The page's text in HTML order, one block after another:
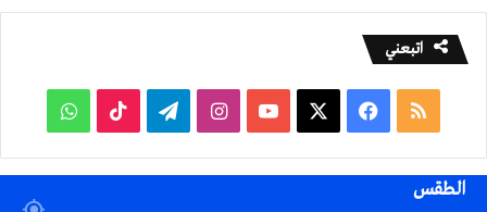
اتبعني
ملخص
الموقع
فيسبوك ‫YouTubeانستقرامتيلقرام ‫TikTokواتساب
الطقس